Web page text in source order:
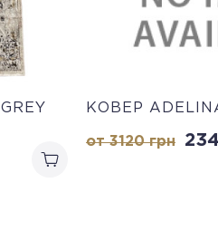
КОВЕР
от 3120грн